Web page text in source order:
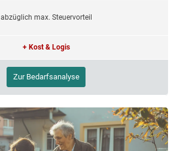
abzüglich max. Steuervorteil
+ Kost & Logis
Zur Bedarfsanalyse